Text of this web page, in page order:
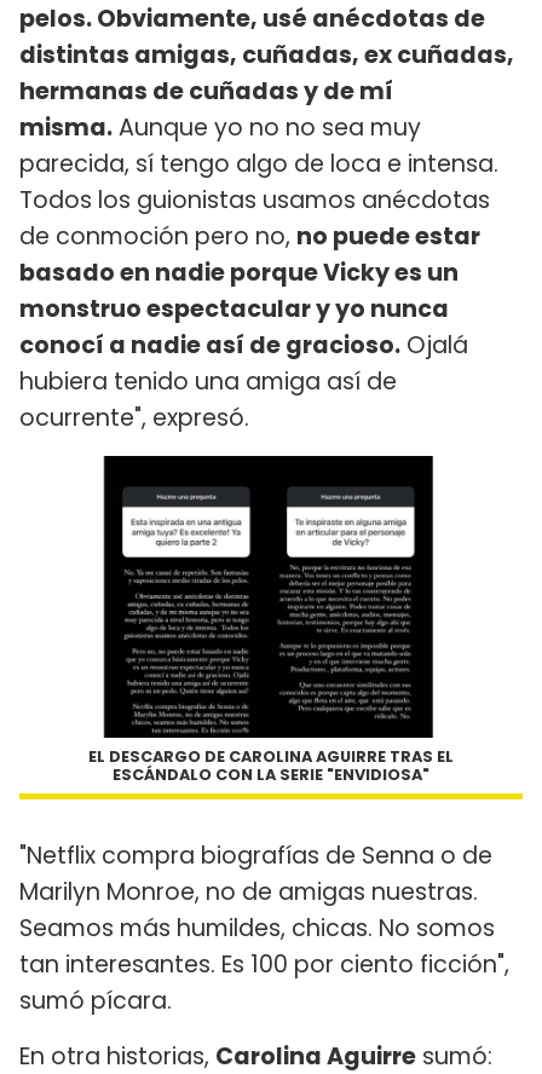
pelos. Obviamente, usé anécdotas de
distintas amigas, cuñadas, ex cuñadas,
hermanas de cuñadas y de mí
misma.Aunque yo no no sea muy
parecida, sí tengo algo de loca e intensa.
Todos los guionistas usamos anécdotas
de conmoción pero no, no puede estar
basado en nadie porque Vicky es un
monstruo espectacular y yo nunca
conocí a nadie así de gracioso. Ojalá
hubiera tenido una amiga así de
ocurrente", expresó.
EL DESCARGO DE CAROLINA AGUIRRE TRAS EL
ESCÁNDALO CON LA SERIE "ENVIDIOSA"
"Netflix compra biografías de Senna o de
Marilyn Monroe, no de amigas nuestras.
Seamos más humildes, chicas. No somos
tan interesantes. Es 100 por ciento ficción",
sumó pícara.
En otra historias, Carolina Aguirre sumó: